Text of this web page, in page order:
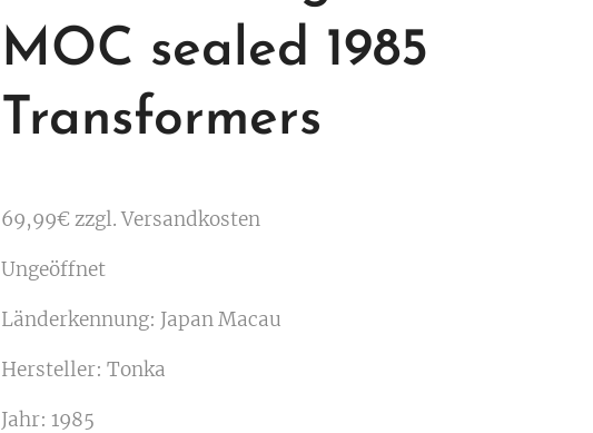
MOC sealed 1985
Transformers
69,99€ zzgl. Versandkosten
Ungeöffnet
Länderkennung: Japan Macau
Hersteller: Tonka
Jahr: 1985